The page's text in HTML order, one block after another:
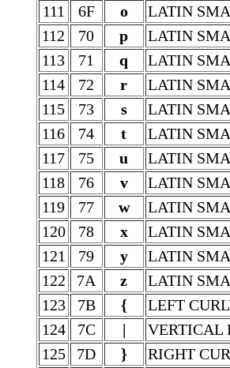
111 6F o
LATIN
112
70 p
LATIN
113
71 q
LATIN
114
72 r
LATIN
115
73 s
LATIN
116
74 t
LATIN
117
75 u
LATIN
118
76 v
LATIN
119
77 w
LATIN
120
78 x
LATIN
121
79 y
LATIN
122
7A z
LATIN
123
7B {
LEFT
124
7C |
VERTICAL
125
7D }
RIGHT